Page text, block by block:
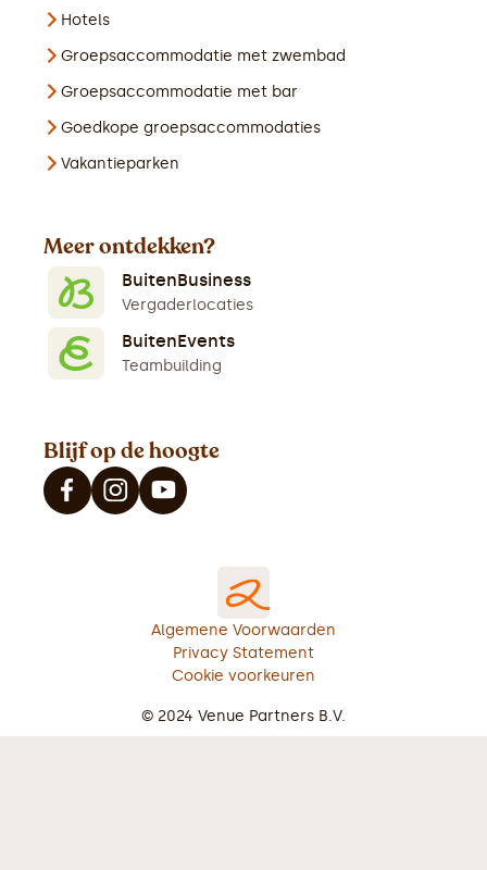
Hotels
Groepsaccommodatie met zwembad
Groepsaccommodatie met bar
Goedkope groepsaccommodaties
Vakantieparken
Meer ontdekken?
BuitenBusiness
Vergaderlocaties
BuitenEvents
Teambuilding
Blijf op de hoogte
Algemene Voorwaarden
Privacy Statement
Cookie voorkeuren
© 2024 Venue Partners B.V.